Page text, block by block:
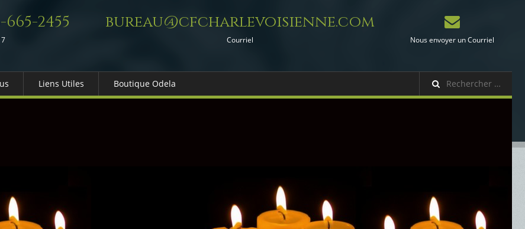
665-2455 bureau@cfcharlevoisienne.com
Courriel Nous envoyer un Courriel
Liens Utiles Boutique Odela